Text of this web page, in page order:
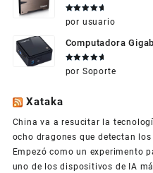
Valorado
en5 de 5
por usuario
Computadora
BXBT-2807 + WIFI
Windows 10
Valorado
en5 de 5
por Soporte
Xataka
China va a resucitar la
ocho dragones que detectan
Empezó como un experimento
uno de los dispositivos de IA